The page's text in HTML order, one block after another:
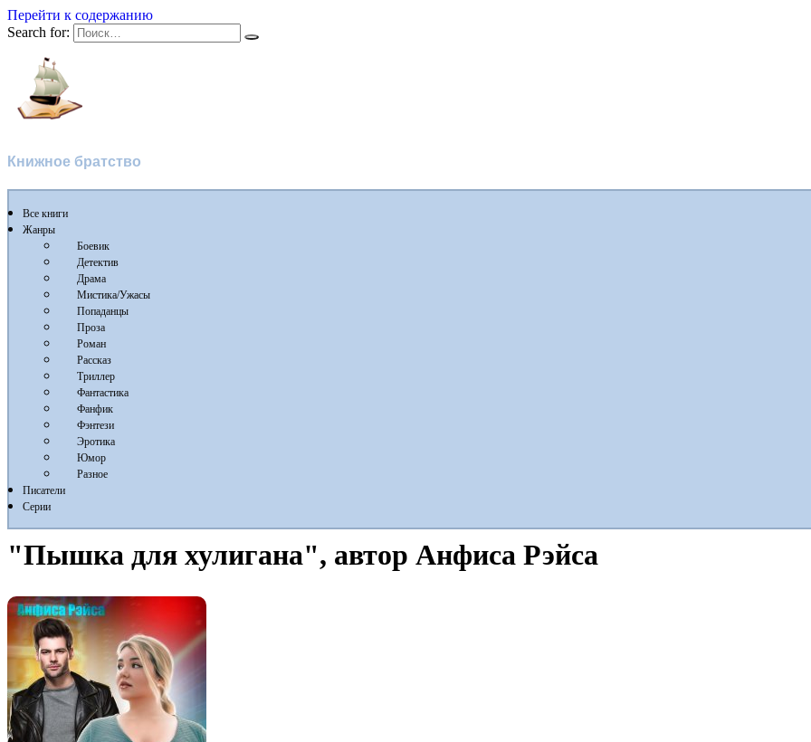
Перейти к содержанию
Search for:
Книжное братство
Все книги
Жанры
Боевик
Детектив
Драма
Мистика/Ужасы
Попаданцы
Проза
Роман
Рассказ
Триллер
Фантастика
Фанфик
Фэнтези
Эротика
Юмор
Разное
Писатели
Серии
"Пышка для хулигана", автор Анфиса Рэйса